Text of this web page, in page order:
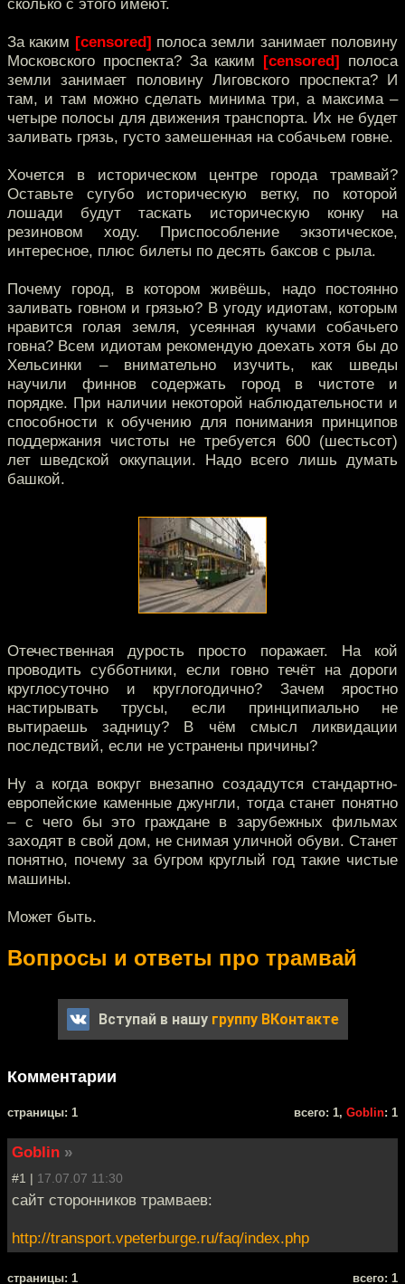
сколько с этого имеют.
За каким [censored] полоса земли занимает половину
Московского проспекта? За каким [censored] полоса
земли занимает половину Лиговского проспекта? И
там, и там можно сделать минима три, а максима –
четыре полосы для движения транспорта. Их не будет
заливать грязь, густо замешенная на собачьем говне.
Хочется в историческом центре города трамвай?
Оставьте сугубо историческую ветку, по которой
лошади будут таскать историческую конку на
резиновом ходу. Приспособление экзотическое,
интересное, плюс билеты по десять баксов с рыла.
Почему город, в котором живёшь, надо постоянно
заливать говном и грязью? В угоду идиотам, которым
нравится голая земля, усеянная кучами собачьего
говна? Всем идиотам рекомендую доехать хотя бы до
Хельсинки – внимательно изучить, как шведы
научили финнов содержать город в чистоте и
порядке. При наличии некоторой наблюдательности и
способности к обучению для понимания принципов
поддержания чистоты не требуется 600 (шестьсот)
лет шведской оккупации. Надо всего лишь думать
башкой.
Отечественная дурость просто поражает. На кой
проводить субботники, если говно течёт на дороги
круглосуточно и круглогодично? Зачем яростно
настирывать трусы, если принципиально не
вытираешь задницу? В чём смысл ликвидации
последствий, если не устранены причины?
Ну а когда вокруг внезапно создадутся стандартно-
европейские каменные джунгли, тогда станет понятно
– с чего бы это граждане в зарубежных фильмах
заходят в свой дом, не снимая уличной обуви. Станет
понятно, почему за бугром круглый год такие чистые
машины.
Может быть.
Вопросы и ответы про трамвай
Вступай в нашу группу ВКонтакте
Комментарии
cтраницы: 1 всего: 1, Goblin: 1
Goblin »
#1 | 17.07.07 11:30
сайт сторонников трамваев:
http://transport.vpeterburge.ru/faq/index.php
cтраницы: 1 всего: 1